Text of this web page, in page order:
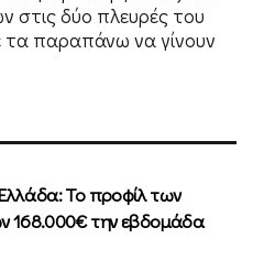
στις δύο πλευρές του
τα παραπάνω να γίνουν
Το προφίλ των
168.000€ την εβδομάδα